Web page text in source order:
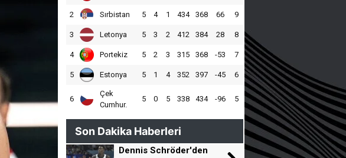
2 Sırbistan 5 4 1 434 368 66 9
3 Letonya 5 3 2 412 384 28 8
4 Portekiz 5 2 3 315 368 -53 7
5 Estonya 5 1 4 352 397 -45 6
6
Çek
Cumhur.
5 0 5 338 434 -96 5
Son Dakika Haberleri
Dennis Schröder'den